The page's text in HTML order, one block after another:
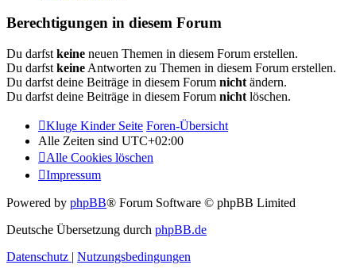
Berechtigungen in diesem Forum
Du darfst keine neuen Themen in diesem Forum erstellen.
Du darfst keine Antworten zu Themen in diesem Forum erstellen.
Du darfst deine Beiträge in diesem Forum nicht ändern.
Du darfst deine Beiträge in diesem Forum nicht löschen.
Kluge Kinder Seite Foren-Übersicht
Alle Zeiten sind UTC+02:00
Alle Cookies löschen
Impressum
Powered by phpBB® Forum Software © phpBB Limited
Deutsche Übersetzung durch phpBB.de
Datenschutz | Nutzungsbedingungen